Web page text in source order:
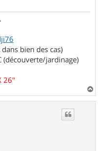
bien des cas)
(découverte/jardinage)
26"
a